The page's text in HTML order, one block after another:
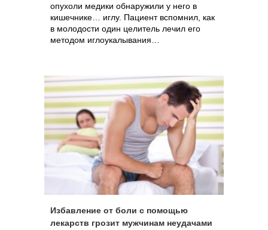
опухоли медики обнаружили у него в
кишечнике… иглу. Пациент вспомнил, как
в молодости один целитель лечил его
методом иглоукалывания…
Избавление от боли с помощью
лекарств грозит мужчинам неудачами